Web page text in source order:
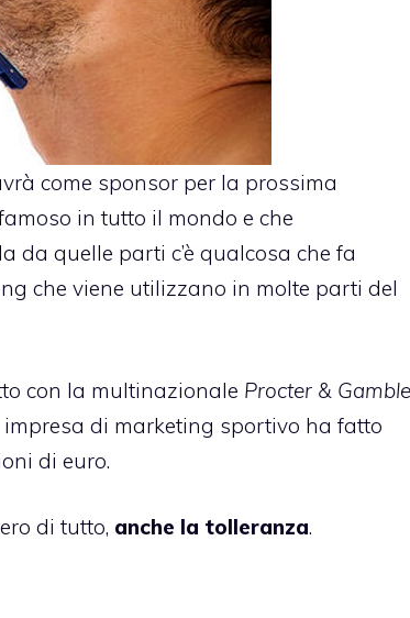
come sponsor per la prossima
in tutto il mondo e che
da quelle parti c’è qualcosa che fa
che viene utilizzano in molte parti del
con la multinazionale Procter & Gamble
impresa di marketing sportivo ha fatto
di euro.
di tutto, anche la tolleranza.